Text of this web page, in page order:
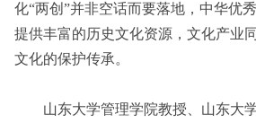
化“两创”并非空话而要落地，中华优
提供丰富的历史文化资源，文化产业
文化的保护传承。
山东大学管理学院教授、山东大学